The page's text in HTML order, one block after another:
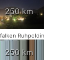
250 km
Ruhpolding
250 km